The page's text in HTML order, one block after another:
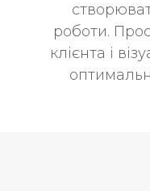
роботи.
клієнта і